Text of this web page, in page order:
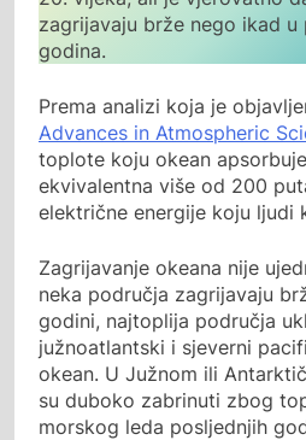
zagrijavaju brže nego ikad u
godina.
Prema analizi koja je
Advances in Atmospheric
toplote koju okean
ekvivalentna više od 200
električne energije koju ljudi
Zagrijavanje okeana nije
neka područja zagrijavaju
godini, najtoplija područja
južnoatlantski i sjeverni
okean. U Južnom ili
su duboko zabrinuti zbog
morskog leda posljednjih